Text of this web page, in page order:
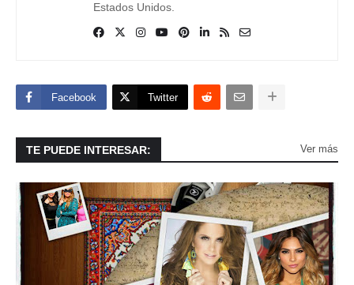
Estados Unidos.
Facebook Twitter
TE PUEDE INTERESAR: Ver más